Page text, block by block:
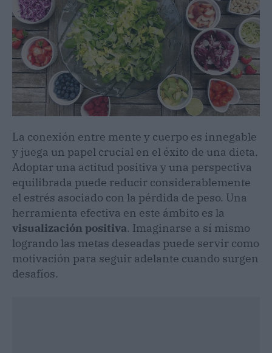
La conexión entre mente y cuerpo es innegable
y juega un papel crucial en el éxito de una dieta.
Adoptar una actitud positiva y una perspectiva
equilibrada puede reducir considerablemente
el estrés asociado con la pérdida de peso. Una
herramienta efectiva en este ámbito es la
visualización positiva. Imaginarse a sí mismo
logrando las metas deseadas puede servir como
motivación para seguir adelante cuando surgen
desafíos.